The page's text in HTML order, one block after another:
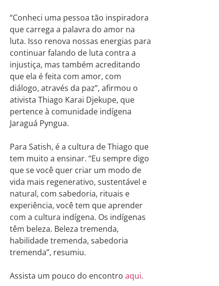
“Conheci uma pessoa tão inspiradora
que carrega a palavra do amor na
luta. Isso renova nossas energias para
continuar falando de luta contra a
injustiça, mas também acreditando
que ela é feita com amor, com
diálogo, através da paz”, afirmou o
ativista Thiago Karai Djekupe, que
pertence à comunidade indígena
Jaraguá Pyngua.
Para Satish, é a cultura de Thiago que
tem muito a ensinar. “Eu sempre digo
que se você quer criar um modo de
vida mais regenerativo, sustentável e
natural, com sabedoria, rituais e
experiência, você tem que aprender
com a cultura indígena. Os indígenas
têm beleza. Beleza tremenda,
habilidade tremenda, sabedoria
tremenda”, resumiu.
Assista um pouco do encontro aqui.